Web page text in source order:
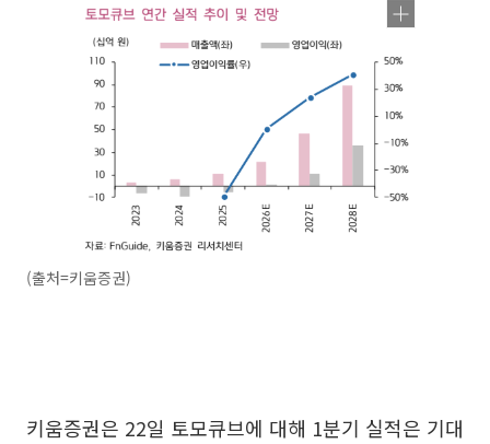
(출처=키움증권)
키움증권은 22일 토모큐브에 대해 1분기 실적은 기대